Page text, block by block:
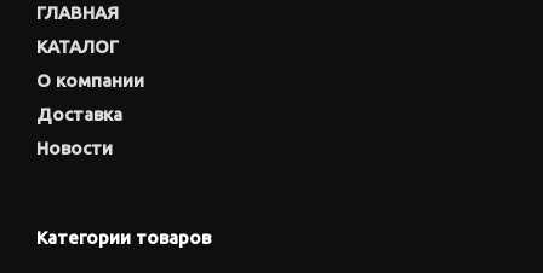
ГЛАВНАЯ
КАТАЛОГ
О компании
Доставка
Новости
Категории товаров